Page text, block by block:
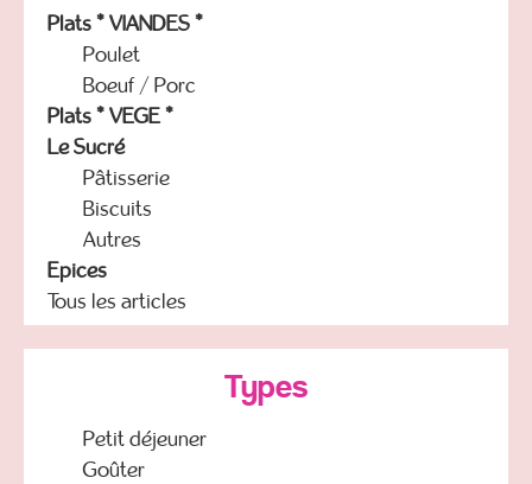
Plats * VIANDES *
Poulet
Boeuf / Porc
Plats * VEGE *
Le Sucré
Pâtisserie
Biscuits
Autres
Epices
Tous les articles
Types
Petit déjeuner
Goûter